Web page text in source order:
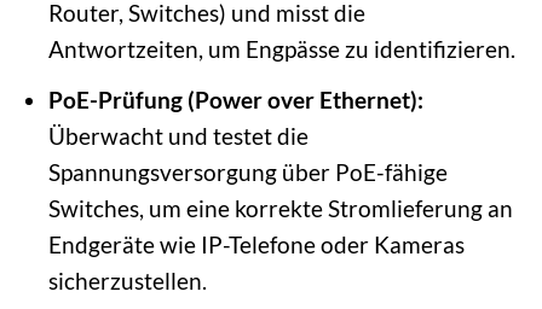
Router, Switches) und misst die
Antwortzeiten, um Engpässe zu identifizieren.
PoE-Prüfung (Power over Ethernet):
Überwacht und testet die
Spannungsversorgung über PoE-fähige
Switches, um eine korrekte Stromlieferung an
Endgeräte wie IP-Telefone oder Kameras
sicherzustellen.